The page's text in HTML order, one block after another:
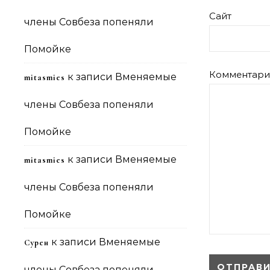
члены Совбеза попеняли
Помойке
mitasmies к записи Вменяемые
члены Совбеза попеняли
Помойке
mitasmies к записи Вменяемые
члены Совбеза попеняли
Помойке
Сурен к записи Вменяемые
Сайт